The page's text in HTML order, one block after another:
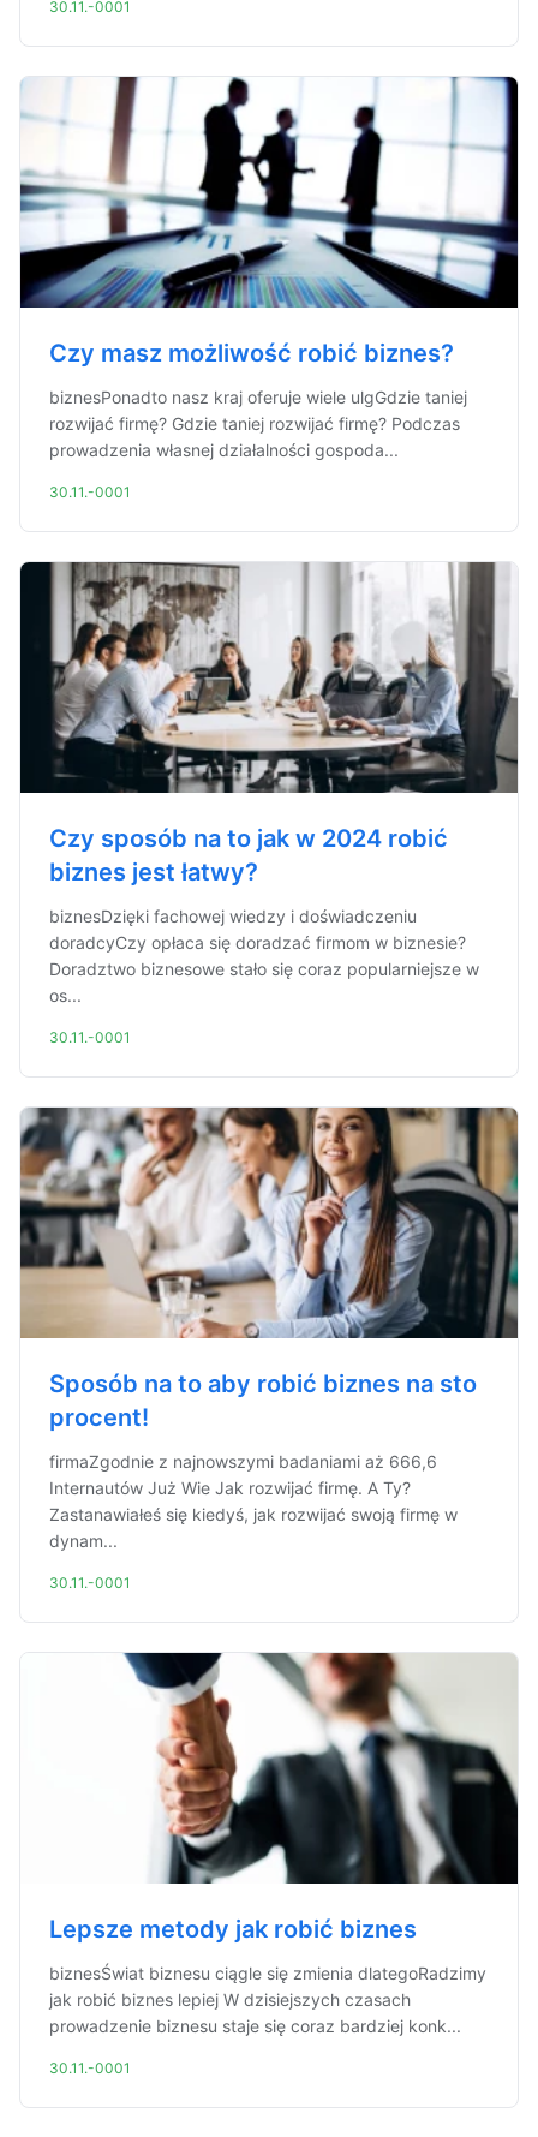
30.11.-0001
Czy masz możliwość robić biznes?
biznesPonadto nasz kraj oferuje wiele ulgGdzie taniej
rozwijać firmę? Gdzie taniej rozwijać firmę? Podczas
prowadzenia własnej działalności gospoda...
30.11.-0001
Czy sposób na to jak w 2024 robić
biznes jest łatwy?
biznesDzięki fachowej wiedzy i doświadczeniu
doradcyCzy opłaca się doradzać firmom w biznesie?
Doradztwo biznesowe stało się coraz popularniejsze w
os...
30.11.-0001
Sposób na to aby robić biznes na sto
procent!
firmaZgodnie z najnowszymi badaniami aż 666,6
Internautów Już Wie Jak rozwijać firmę. A Ty?
Zastanawiałeś się kiedyś, jak rozwijać swoją firmę w
dynam...
30.11.-0001
Lepsze metody jak robić biznes
biznesŚwiat biznesu ciągle się zmienia dlategoRadzimy
jak robić biznes lepiej W dzisiejszych czasach
prowadzenie biznesu staje się coraz bardziej konk...
30.11.-0001